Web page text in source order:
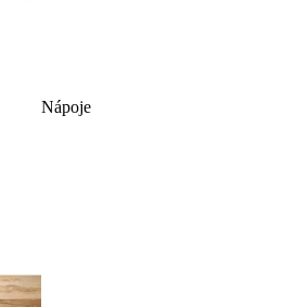
Nápoje